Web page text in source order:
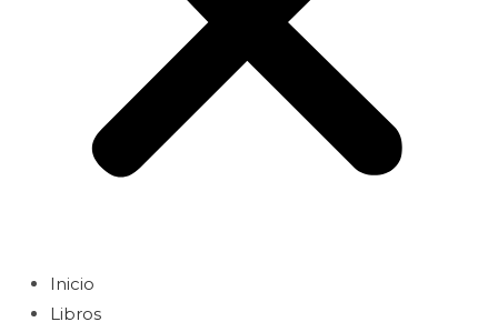
Inicio
Libros